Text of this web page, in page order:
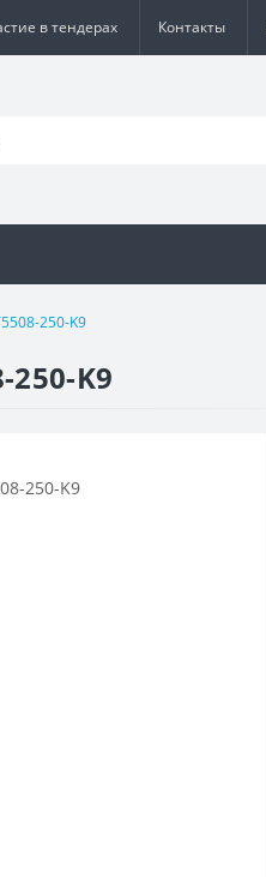
в тендерах Контакты
250-K9
250-K9